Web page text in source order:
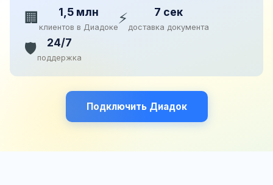
🏢 1,5 млн
клиентов в Диадоке⚡ 7 сек
доставка документа
🛡️ 24/7
поддержка
Подключить Диадок